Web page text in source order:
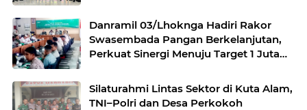
Danramil 03/Lhoknga Hadiri Rakor
Swasembada Pangan Berkelanjutan,
Perkuat Sinergi Menuju Target 1 Juta
Silaturahmi Lintas Sektor di Kuta Alam,
TNI–Polri dan Desa Perkokoh